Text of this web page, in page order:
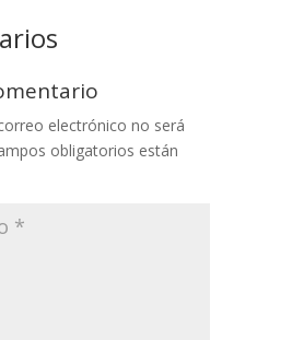
electrónico no será
obligatorios están